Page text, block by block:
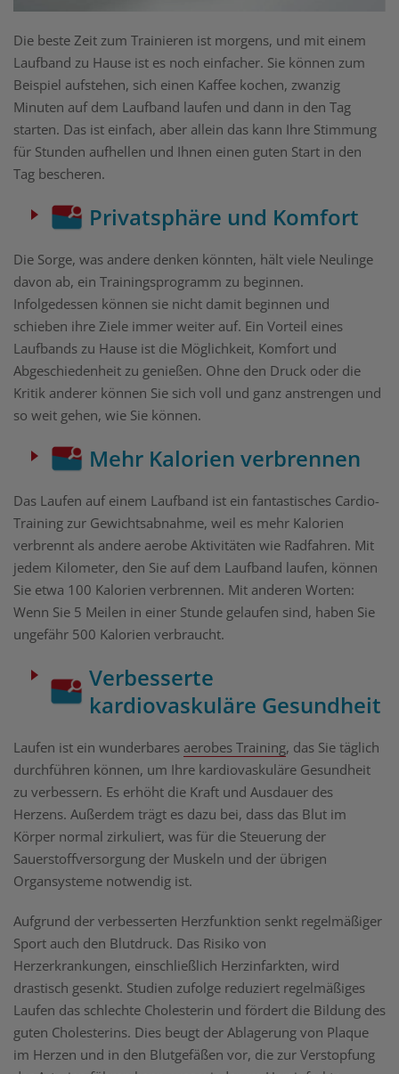
Die beste Zeit zum Trainieren ist morgens, und mit einem
Laufband zu Hause ist es noch einfacher. Sie können zum
Beispiel aufstehen, sich einen Kaffee kochen, zwanzig
Minuten auf dem Laufband laufen und dann in den Tag
starten. Das ist einfach, aber allein das kann Ihre Stimmung
für Stunden aufhellen und Ihnen einen guten Start in den
Tag bescheren.
Privatsphäre und Komfort
Die Sorge, was andere denken könnten, hält viele Neulinge
davon ab, ein Trainingsprogramm zu beginnen.
Infolgedessen können sie nicht damit beginnen und
schieben ihre Ziele immer weiter auf. Ein Vorteil eines
Laufbands zu Hause ist die Möglichkeit, Komfort und
Abgeschiedenheit zu genießen. Ohne den Druck oder die
Kritik anderer können Sie sich voll und ganz anstrengen und
so weit gehen, wie Sie können.
Mehr Kalorien verbrennen
Das Laufen auf einem Laufband ist ein fantastisches Cardio-
Training zur Gewichtsabnahme, weil es mehr Kalorien
verbrennt als andere aerobe Aktivitäten wie Radfahren. Mit
jedem Kilometer, den Sie auf dem Laufband laufen, können
Sie etwa 100 Kalorien verbrennen. Mit anderen Worten:
Wenn Sie 5 Meilen in einer Stunde gelaufen sind, haben Sie
ungefähr 500 Kalorien verbraucht.
Verbesserte
kardiovaskuläre Gesundheit
Laufen ist ein wunderbares aerobes Training, das Sie täglich
durchführen können, um Ihre kardiovaskuläre Gesundheit
zu verbessern. Es erhöht die Kraft und Ausdauer des
Herzens. Außerdem trägt es dazu bei, dass das Blut im
Körper normal zirkuliert, was für die Steuerung der
Sauerstoffversorgung der Muskeln und der übrigen
Organsysteme notwendig ist.
Aufgrund der verbesserten Herzfunktion senkt regelmäßiger
Sport auch den Blutdruck. Das Risiko von
Herzerkrankungen, einschließlich Herzinfarkten, wird
drastisch gesenkt. Studien zufolge reduziert regelmäßiges
Laufen das schlechte Cholesterin und fördert die Bildung des
guten Cholesterins. Dies beugt der Ablagerung von Plaque
im Herzen und in den Blutgefäßen vor, die zur Verstopfung